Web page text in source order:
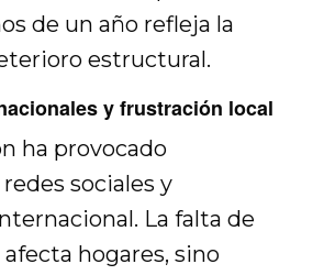
de un año refleja la
estructural.
y frustración local
ha provocado
sociales y
La falta de
hogares, sino